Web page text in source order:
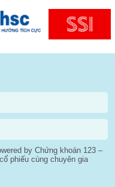
by Chứng khoán 123 –
phiếu cùng chuyên gia